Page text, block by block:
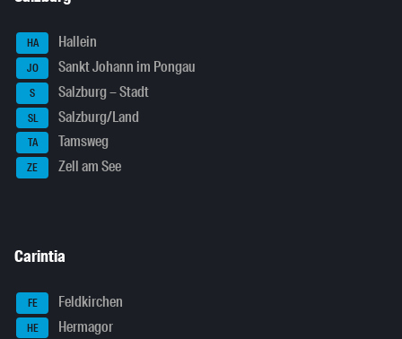
HA Hallein
JO Sankt Johann im Pongau
S Salzburg – Stadt
SL Salzburg/Land
TA Tamsweg
ZE Zell am See
Carintia
FE Feldkirchen
HE Hermagor